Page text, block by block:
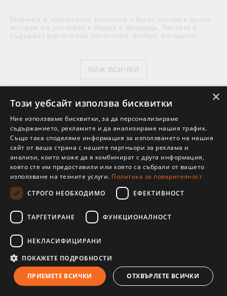
Моринга е хранително растение с богат състав и дълга
история на употреба в Индия и Аюрведа. Листата ѝ
съдържат растителни белтъчини, фибри, витамини,...
ВИЖ ВСИЧКИ
Производители
×
Този уебсайт използва бисквитки
Ние използваме бисквитки, за да персонализираме
съдържанието, рекламите и да анализираме нашия трафик.
Също така споделяме информация за използването на нашия
сайт от ваша страна с нашите партньори за реклама и
анализи, които може да я комбинират с друга информация,
която сте им предоставили или която са събрали от вашето
използване на техните услуги. Политика за поверителност
СТРОГО НЕОБХОДИМО
ЕФЕКТИВНОСТ
ТАРГЕТИРАНЕ ФУНКЦИОНАЛНОСТ
НЕКЛАСИФИЦИРАНИ
ПОКАЖЕТЕ ПОДРОБНОСТИ
ПРИЕМЕТЕ ВСИЧКИ ОТХВЪРЛЕТЕ ВСИЧКИ